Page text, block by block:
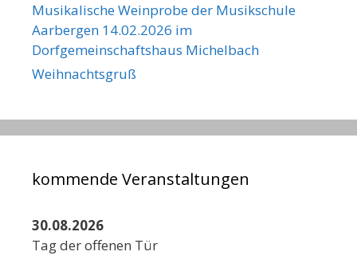
Musikalische Weinprobe der Musikschule
Aarbergen 14.02.2026 im
Dorfgemeinschaftshaus Michelbach
Weihnachtsgruß
kommende Veranstaltungen
30.08.2026
Tag der offenen Tür